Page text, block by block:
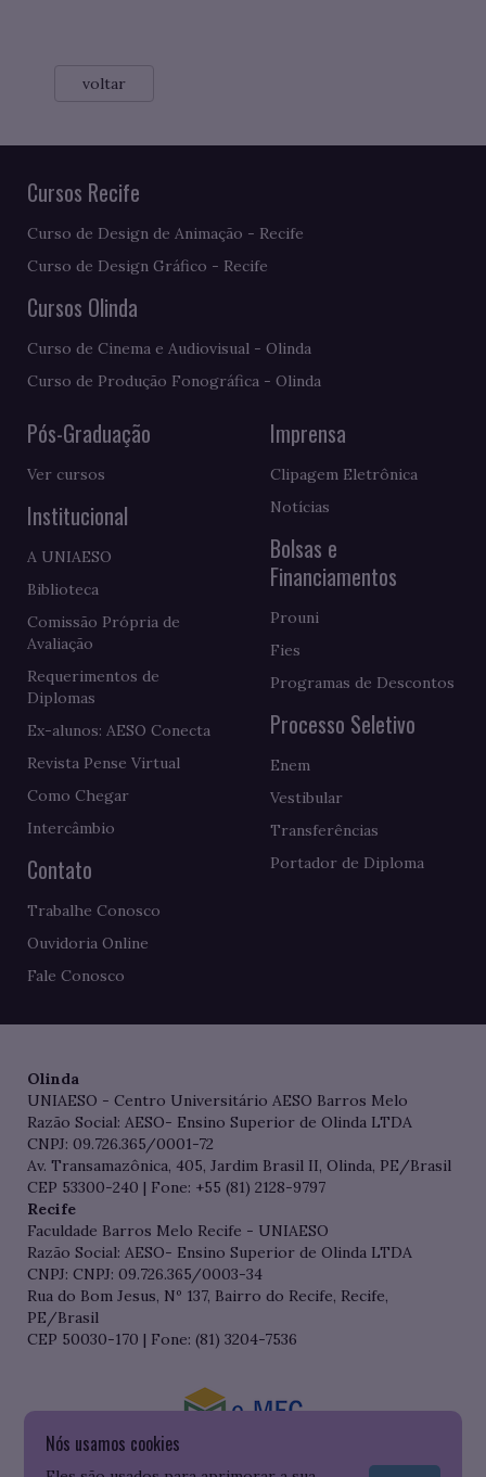
voltar
Nós usamos cookies
Cursos Recife
Curso de Design de Animação - Recife
Curso de Design Gráfico - Recife
Cursos Olinda
Curso de Cinema e Audiovisual - Olinda
Curso de Produção Fonográfica - Olinda
Pós-Graduação
Ver cursos
Institucional
A UNIAESO
Biblioteca
Comissão Própria de
Avaliação
Requerimentos de
Diplomas
Ex-alunos: AESO Conecta
Revista Pense Virtual
Como Chegar
Intercâmbio
Contato
Trabalhe Conosco
Ouvidoria Online
Fale Conosco
Imprensa
Clipagem Eletrônica
Notícias
Bolsas e
Financiamentos
Prouni
Fies
Programas de Descontos
Processo Seletivo
Enem
Vestibular
Transferências
Portador de Diploma
Olinda
UNIAESO - Centro Universitário AESO Barros Melo
Razão Social: AESO- Ensino Superior de Olinda LTDA
CNPJ: 09.726.365/0001-72
Av. Transamazônica, 405, Jardim Brasil II, Olinda, PE/Brasil
CEP 53300-240 | Fone: +55 (81) 2128-9797
Recife
Faculdade Barros Melo Recife - UNIAESO
Razão Social: AESO- Ensino Superior de Olinda LTDA
CNPJ: CNPJ: 09.726.365/0003-34
Rua do Bom Jesus, Nº 137, Bairro do Recife, Recife,
PE/Brasil
CEP 50030-170 | Fone: (81) 3204-7536
Consulte o cadastro da Instituição no Sistema do e-MEC